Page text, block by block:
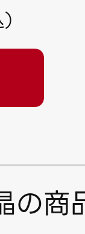
）
の商